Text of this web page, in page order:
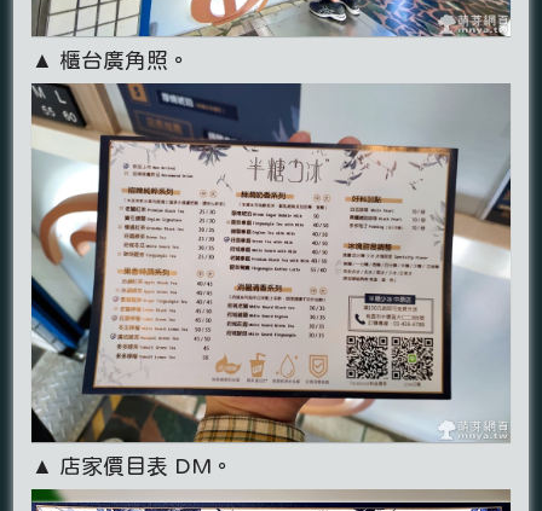
▲ 櫃台廣角照。
▲ 店家價目表 DM。